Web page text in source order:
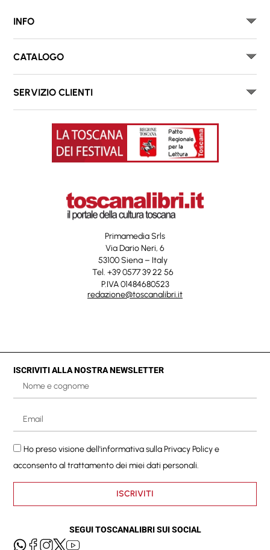
INFO
CATALOGO
SERVIZIO CLIENTI
Primamedia Srls
Via Dario Neri, 6
53100 Siena – Italy
Tel. +39 0577 39 22 56
P.IVA 01484680523
redazione@toscanalibri.it
ISCRIVITI ALLA NOSTRA NEWSLETTER
Ho preso visione dell'informativa sullaPrivacy Policye
acconsento al trattamento dei miei dati personali.
ISCRIVITI
SEGUI TOSCANALIBRI SUI SOCIAL